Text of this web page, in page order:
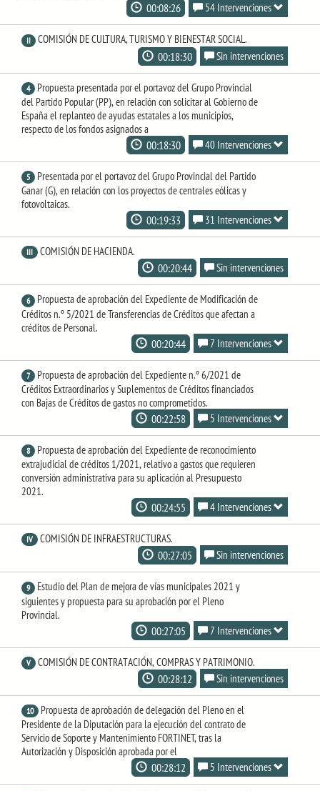
00:08:26 54 Intervenciones
II COMISIÓN DE CULTURA, TURISMO Y BIENESTAR SOCIAL.
00:18:30 Sin intervenciones
4
Propuesta presentada por el portavoz del Grupo Provincial
del Partido Popular (PP), en relación con solicitar al Gobierno de
España el replanteo de ayudas estatales a los municipios,
respecto de los fondos asignados a
00:18:30 40 Intervenciones
5
Presentada por el portavoz del Grupo Provincial del Partido
Ganar (G), en relación con los proyectos de centrales eólicas y
fotovoltaicas.
00:19:33 31 Intervenciones
III COMISIÓN DE HACIENDA.
00:20:44 Sin intervenciones
6
Propuesta de aprobación del Expediente de Modificación de
Créditos n.º 5/2021 de Transferencias de Créditos que afectan a
créditos de Personal.
00:20:44 7 Intervenciones
7
Propuesta de aprobación del Expediente n.º 6/2021 de
Créditos Extraordinarios y Suplementos de Créditos financiados
con Bajas de Créditos de gastos no comprometidos.
00:22:58 5 Intervenciones
8
Propuesta de aprobación del Expediente de reconocimiento
extrajudicial de créditos 1/2021, relativo a gastos que requieren
conversión administrativa para su aplicación al Presupuesto
2021.
00:24:55 4 Intervenciones
IV COMISIÓN DE INFRAESTRUCTURAS.
00:27:05 Sin intervenciones
9
Estudio del Plan de mejora de vías municipales 2021 y
siguientes y propuesta para su aprobación por el Pleno
Provincial.
00:27:05 7 Intervenciones
V COMISIÓN DE CONTRATACIÓN, COMPRAS Y PATRIMONIO.
00:28:12 Sin intervenciones
10
Propuesta de aprobación de delegación del Pleno en el
Presidente de la Diputación para la ejecución del contrato de
Servicio de Soporte y Mantenimiento FORTINET, tras la
Autorización y Disposición aprobada por el
00:28:12 5 Intervenciones